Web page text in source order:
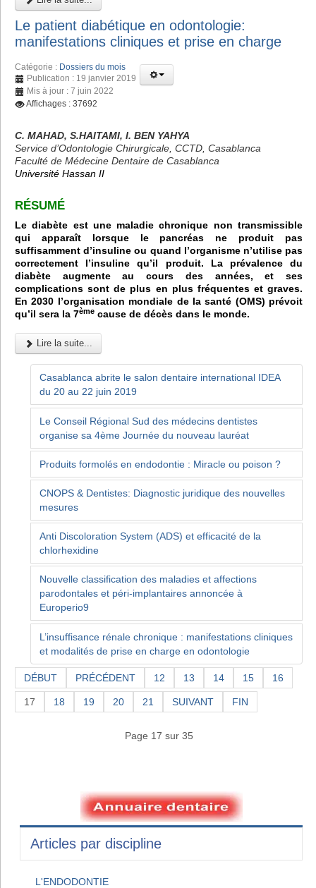
Le patient diabétique en odontologie:
manifestations cliniques et prise en charge
Catégorie : Dossiers du mois
Publication : 19 janvier 2019
Mis à jour : 7 juin 2022
Affichages : 37692
C. MAHAD, S.HAITAMI, I. BEN YAHYA
Service d’Odontologie Chirurgicale, CCTD, Casablanca
Faculté de Médecine Dentaire de Casablanca
Université Hassan II
RÉSUMÉ
Le diabète est une maladie chronique non transmissible
qui apparaît lorsque le pancréas ne produit pas
suffisamment d’insuline ou quand l’organisme n’utilise pas
correctement l’insuline qu’il produit. La prévalence du
diabète augmente au cours des années, et ses
complications sont de plus en plus fréquentes et graves.
En 2030 l’organisation mondiale de la santé (OMS) prévoit
qu’il sera la 7ème cause de décès dans le monde.
Lire la suite...
Casablanca abrite le salon dentaire international IDEA
du 20 au 22 juin 2019
Le Conseil Régional Sud des médecins dentistes
organise sa 4ème Journée du nouveau lauréat
Produits formolés en endodontie : Miracle ou poison ?
CNOPS & Dentistes: Diagnostic juridique des nouvelles
mesures
Anti Discoloration System (ADS) et efficacité de la
chlorhexidine
Nouvelle classification des maladies et affections
parodontales et péri-implantaires annoncée à
Europerio9
L’insuffisance rénale chronique : manifestations cliniques
et modalités de prise en charge en odontologie
DÉBUT PRÉCÉDENT 12 13 14 15 16
17 18 19 20 21 SUIVANT FIN
Page 17 sur 35
Articles par discipline
L'ENDODONTIE